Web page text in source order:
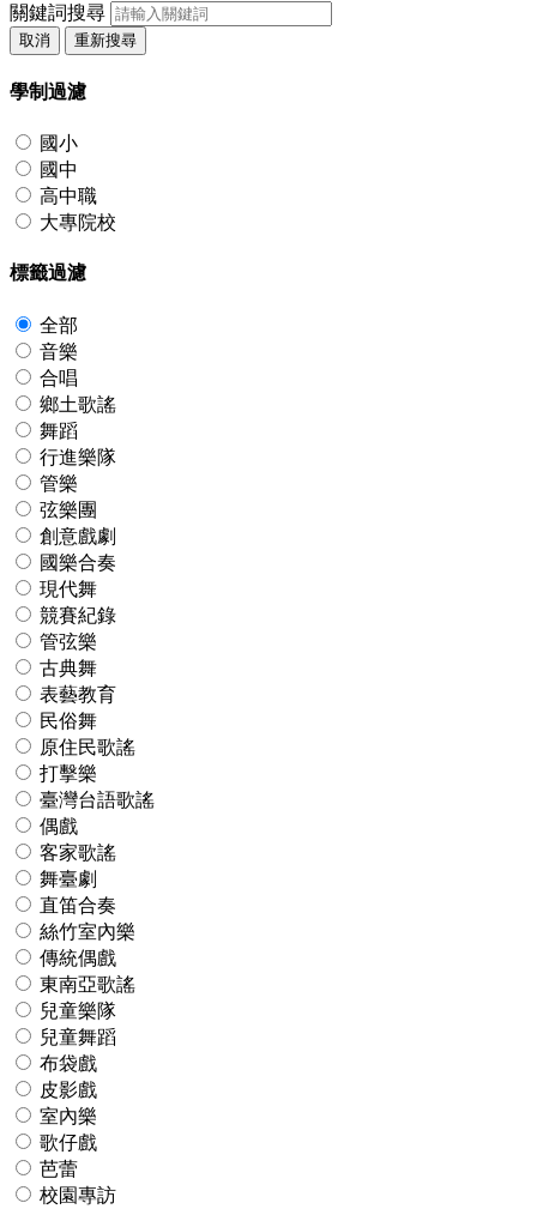
關鍵詞搜尋
取消 重新搜尋
學制過濾
國小
國中
高中職
大專院校
標籤過濾
全部
音樂
合唱
鄉土歌謠
舞蹈
行進樂隊
管樂
弦樂團
創意戲劇
國樂合奏
現代舞
競賽紀錄
管弦樂
古典舞
表藝教育
民俗舞
原住民歌謠
打擊樂
臺灣台語歌謠
偶戲
客家歌謠
舞臺劇
直笛合奏
絲竹室內樂
傳統偶戲
東南亞歌謠
兒童樂隊
兒童舞蹈
布袋戲
皮影戲
室內樂
歌仔戲
芭蕾
校園專訪